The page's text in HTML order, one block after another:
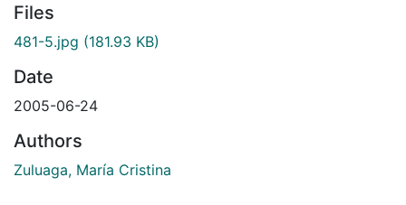
Files
481-5.jpg (181.93 KB)
Date
2005-06-24
Authors
Zuluaga, María Cristina